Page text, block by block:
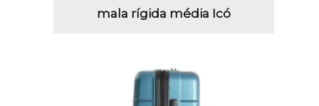
mala rígida média Icó